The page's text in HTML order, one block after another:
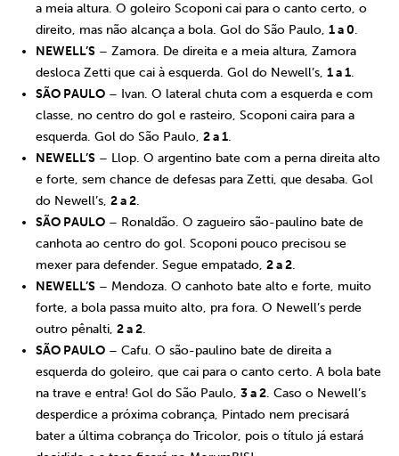
a meia altura. O goleiro Scoponi cai para o canto certo, o
direito, mas não alcança a bola. Gol do São Paulo, 1 a 0.
NEWELL’S – Zamora. De direita e a meia altura, Zamora
desloca Zetti que cai à esquerda. Gol do Newell’s, 1 a 1.
SÃO PAULO – Ivan. O lateral chuta com a esquerda e com
classe, no centro do gol e rasteiro, Scoponi caira para a
esquerda. Gol do São Paulo, 2 a 1.
NEWELL’S – Llop. O argentino bate com a perna direita alto
e forte, sem chance de defesas para Zetti, que desaba. Gol
do Newell’s, 2 a 2.
SÃO PAULO – Ronaldão. O zagueiro são-paulino bate de
canhota ao centro do gol. Scoponi pouco precisou se
mexer para defender. Segue empatado, 2 a 2.
NEWELL’S – Mendoza. O canhoto bate alto e forte, muito
forte, a bola passa muito alto, pra fora. O Newell’s perde
outro pênalti, 2 a 2.
SÃO PAULO – Cafu. O são-paulino bate de direita a
esquerda do goleiro, que cai para o canto certo. A bola bate
na trave e entra! Gol do São Paulo, 3 a 2. Caso o Newell’s
desperdice a próxima cobrança, Pintado nem precisará
bater a última cobrança do Tricolor, pois o título já estará